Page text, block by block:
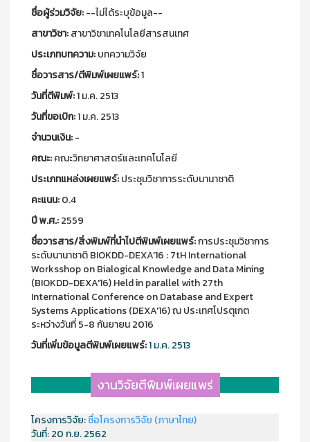
ชื่อผู้ร่วมวิจัย:--ไม่ได้ระบุข้อมูล--
สาขาวิชา:สาขาวิชาเทคโนโลยีสารสนเทศ
ประเภทบทความ:บทความวิจัย
ชื่อวารสาร/ตีพิมพ์เผยแพร์:1
วันที่ตีพิมพ์:1 ม.ค. 2513
วันที่ขอเบิก:1 ม.ค. 2513
จำนวนเงิน:-
คณะ:คณะวิทยาศาสตร์และเทคโนโลยี
ประเภทแหล่งเผยแพร์:ประชุมวิชาการระดับนานาชาติ
คะแนน:0.4
ปี พ.ศ.:2559
ชื่อวารสาร/สิ่งพิมพ์ที่นำไปตีพิมพ์เผยแพร์:การประชุมวิชาการ
ระดับนานาชาติ BIOKDD-DEXA'16 : 7tH International
Worksshop on Bialogical Knowledge and Data Mining
(BIOKDD-DEXA'16) Held in parallel with 27th
International Conference on Database and Expert
Systems Applications (DEXA'16) ณ ประเทศโปรตุเกต
ระหว่างวันที่ 5-8 กันยายน 2016
วันที่เพิ่มข้อมูลตีพิมพ์เผยแพร์:1 ม.ค. 2513
งานวิจัยตีพิมพ์เผยแพร่
โครงการวิจัย:ชื่อโครงการวิจัย (ภาษาไทย)
วันที่:20 ก.ย. 2562